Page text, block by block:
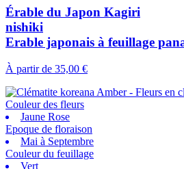
Érable du Japon Kagiri
nishiki
Erable japonais à feuillage
À partir de 35,00 €
Couleur des fleurs
Jaune Rose
Epoque de floraison
Mai à Septembre
Couleur du feuillage
Vert